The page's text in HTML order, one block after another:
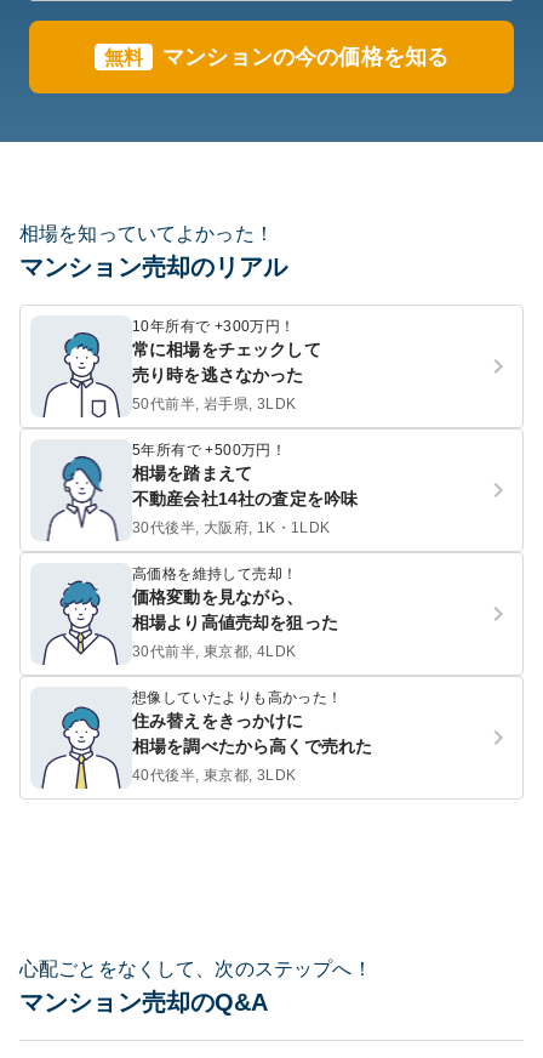
無料 マンションの今の価格を知る
相場を知っていてよかった！
マンション売却のリアル
10年所有で +300万円！
常に相場をチェックして
売り時を逃さなかった
50代前半, 岩手県, 3LDK
5年所有で +500万円！
相場を踏まえて
不動産会社14社の査定を吟味
30代後半, 大阪府, 1K・1LDK
高価格を維持して売却！
価格変動を見ながら、
相場より高値売却を狙った
30代前半, 東京都, 4LDK
想像していたよりも高かった！
住み替えをきっかけに
相場を調べたから高くで売れた
40代後半, 東京都, 3LDK
心配ごとをなくして、次のステップへ！
マンション売却のQ&A